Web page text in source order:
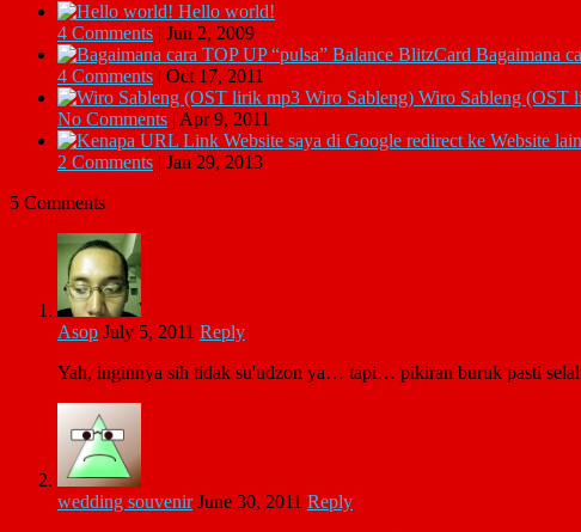
Hello world!
4 Comments | Jun 2, 2009
Bagaimana
4 Comments | Oct 17, 2011
Wiro Sableng (OST
No Comments | Apr 9, 2011
2 Comments | Jan 29, 2013
5 Comments
Asop July 5, 2011 Reply
Yah, inginnya sih tidak su'udzon ya… tapi… pikiran buruk pasti
wedding souvenir June 30, 2011 Reply